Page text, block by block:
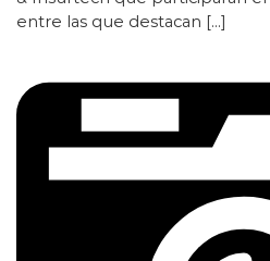
entre las que destacan […]